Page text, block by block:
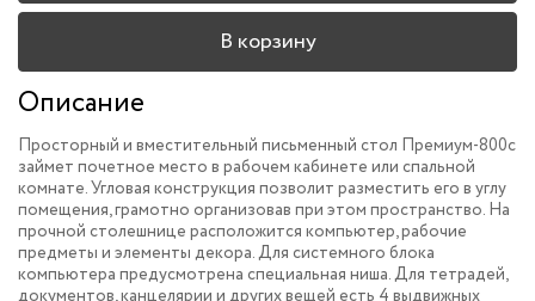
В корзину
Описание
Просторный и вместительный письменный стол Премиум-800c
займет почетное место в рабочем кабинете или спальной
комнате. Угловая конструкция позволит разместить его в углу
помещения, грамотно организовав при этом пространство. На
прочной столешнице расположится компьютер, рабочие
предметы и элементы декора. Для системного блока
компьютера предусмотрена специальная ниша. Для тетрадей,
документов, канцелярии и других вещей есть 4 выдвижных